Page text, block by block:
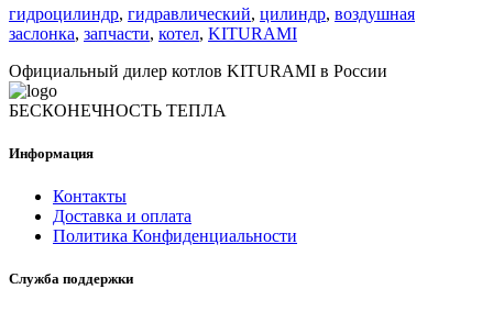
гидроцилиндр, гидравлический, цилиндр, воздушная
заслонка, запчасти, котел, KITURAMI
Официальный дилер котлов KITURAMI в России
БЕСКОНЕЧНОСТЬ ТЕПЛА
Информация
Контакты
Доставка и оплата
Политика Конфиденциальности
Служба поддержки